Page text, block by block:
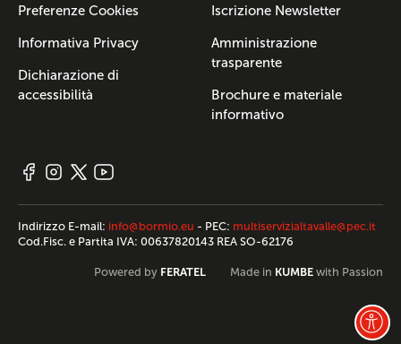
Preferenze Cookies
Informativa Privacy
Dichiarazione di
accessibilità
Iscrizione Newsletter
Amministrazione
trasparente
Brochure e materiale
informativo
Indirizzo E-mail: info@bormio.eu - PEC: multiservizialtavalle@pec.it
Cod.Fisc. e Partita IVA: 00637820143 REA SO-62176
Powered by FERATEL Made in KUMBE with Passion